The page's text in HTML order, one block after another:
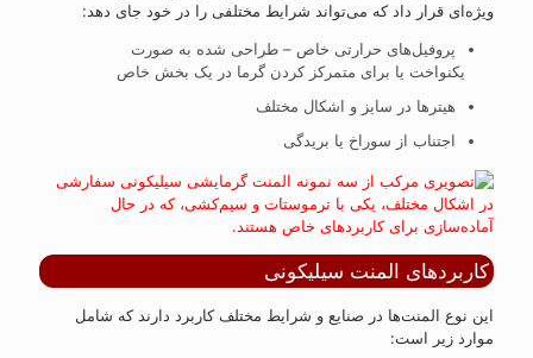
ویژه‌ای قرار داد که می‌تواند شرایط مختلفی را در خود جای دهد:
پروفیل‌های حرارتی خاص – طراحی شده به صورت
یکنواخت یا برای متمرکز کردن گرما در یک بخش خاص
هیترها در سایز و اشکال مختلف
اجتناب از سوراخ یا بریدگی
کاربردهای المنت سیلیکونی
این نوع المنت‌ها در صنایع و شرایط مختلف کاربرد دارند که شامل
موارد زیر است: